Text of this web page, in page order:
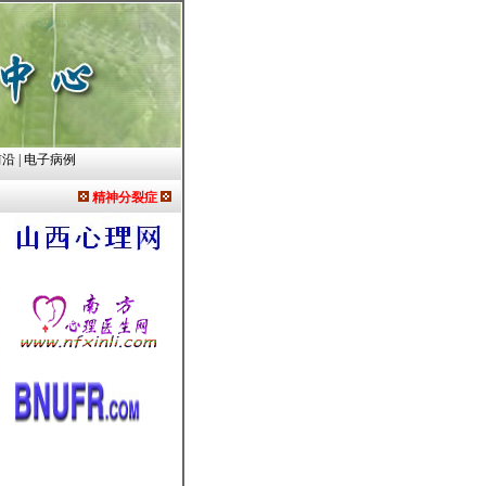
| 电子病例
精神分裂症